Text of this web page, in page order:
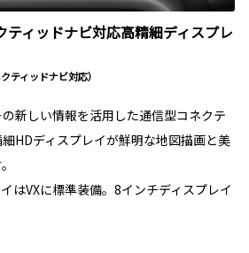
ティッドナビ対応高精細ディスプレ
ティッドナビ対応）
新しい情報を活用した通信型コネクテ
HDディスプレイが鮮明な地図描画と美
はVXに標準装備。8インチディスプレイ